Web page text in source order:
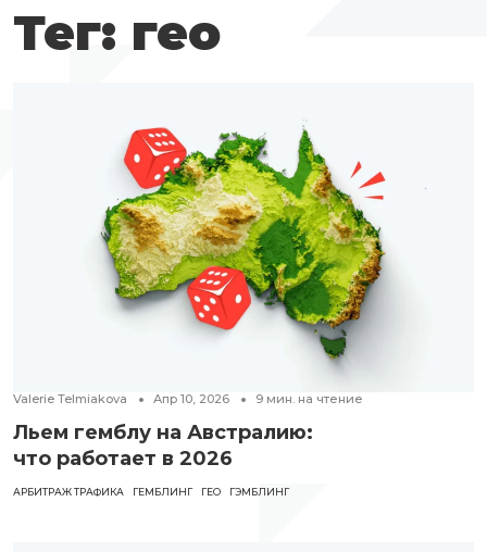
Тег: гео
Valerie Telmiakova Апр 10, 2026 9 мин. на чтение
Льем гемблу на Австралию:
что работает в 2026
АРБИТРАЖ ТРАФИКА ГЕМБЛИНГ ГЕО ГЭМБЛИНГ